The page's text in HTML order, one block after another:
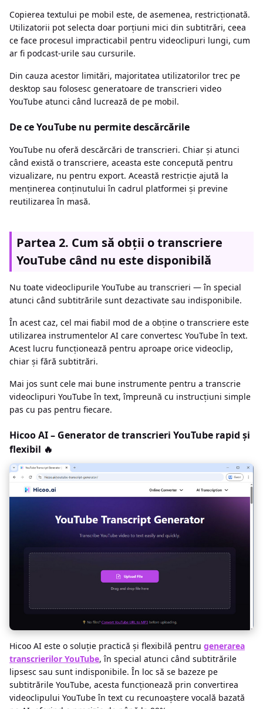
Copierea textului pe mobil este, de asemenea, restricționată.
Utilizatorii pot selecta doar porțiuni mici din subtitrări, ceea
ce face procesul impracticabil pentru videoclipuri lungi, cum
ar fi podcast-urile sau cursurile.
Din cauza acestor limitări, majoritatea utilizatorilor trec pe
desktop sau folosesc generatoare de transcrieri video
YouTube atunci când lucrează de pe mobil.
De ce YouTube nu permite descărcările
YouTube nu oferă descărcări de transcrieri. Chiar și atunci
când există o transcriere, aceasta este concepută pentru
vizualizare, nu pentru export. Această restricție ajută la
menținerea conținutului în cadrul platformei și previne
reutilizarea în masă.
Partea 2. Cum să obții o transcriere
YouTube când nu este disponibilă
Nu toate videoclipurile YouTube au transcrieri — în special
atunci când subtitrările sunt dezactivate sau indisponibile.
În acest caz, cel mai fiabil mod de a obține o transcriere este
utilizarea instrumentelor AI care convertesc YouTube în text.
Acest lucru funcționează pentru aproape orice videoclip,
chiar și fără subtitrări.
Mai jos sunt cele mai bune instrumente pentru a transcrie
videoclipuri YouTube în text, împreună cu instrucțiuni simple
pas cu pas pentru fiecare.
Hicoo AI – Generator de transcrieri YouTube rapid și
flexibil 🔥
Hicoo AI este o soluție practică și flexibilă pentru generarea
transcrierilor YouTube, în special atunci când subtitrările
lipsesc sau sunt indisponibile. În loc să se bazeze pe
subtitrările YouTube, acesta funcționează prin convertirea
videoclipului YouTube în text cu recunoaștere vocală bazată